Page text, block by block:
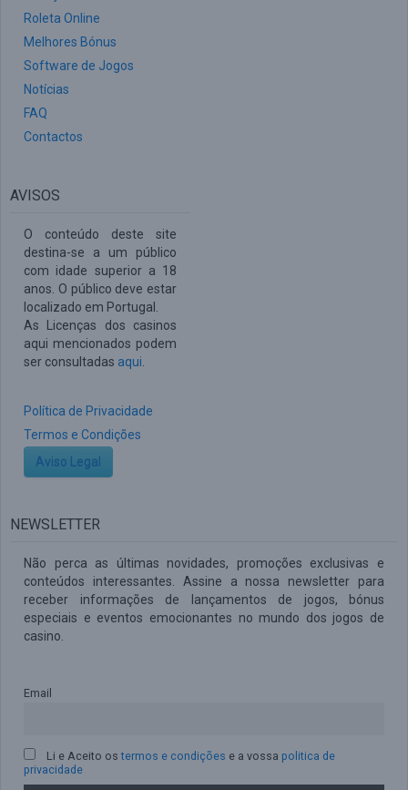
Roleta Online
Melhores Bónus
Software de Jogos
Notícias
FAQ
Contactos
AVISOS
O conteúdo deste site
destina-se a um público
com idade superior a 18
anos. O público deve estar
localizado em Portugal.
As Licenças dos casinos
aqui mencionados podem
ser consultadas aqui
Política de Privacidade
Termos e Condições
Aviso Legal
NEWSLETTER
Não perca as últimas novidades, promoções exclusivas e
conteúdos interessantes. Assine a nossa newsletter para
receber informações de lançamentos de jogos, bónus
especiais e eventos emocionantes no mundo dos jogos de
casino.
Email
Li e Aceito ostermos e condições e a vossa politica de
privacidade